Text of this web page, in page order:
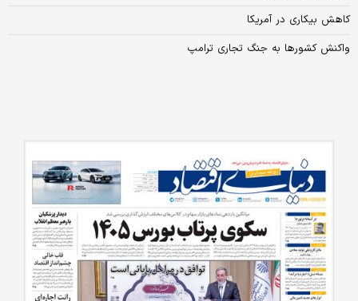
کاهش بیکاری در آمریکا
واکنش کشورها به جنگ تجاری ترامپ